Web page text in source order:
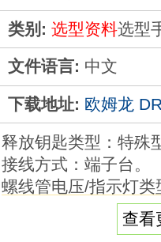
类别: 选型资料选型
文件语言: 中文
下载地址: 欧姆龙
释放钥匙类型：特殊
接线方式：端子台。
螺线管电压/指示灯类
锁定/释放方式：机械
接点构成(门开闭检
查